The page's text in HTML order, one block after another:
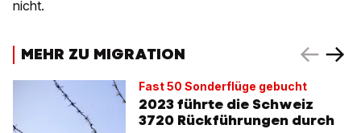
nicht.
MEHR ZU MIGRATION
Fast 50 Sonderflüge gebucht
2023 führte die Schweiz
3720 Rückführungen durch